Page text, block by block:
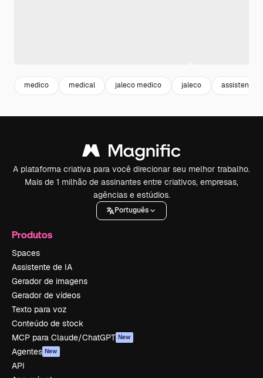
medico medical jaleco medico jaleco assistencia
A plataforma criativa para você direcionar seu melhor trabalho.
Mais de 1 milhão de assinantes entre criativos, empresas,
agências e estúdios.
Português
Produtos
Spaces
Assistente de IA
Gerador de imagens
Gerador de vídeos
Texto para voz
Conteúdo de stock
MCP para Claude/ChatGPT New
Agentes New
API